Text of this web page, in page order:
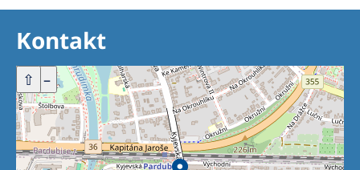
Netherlands
Poland
Portugal
Romania
Russia
Kontakt
+ –
⇧